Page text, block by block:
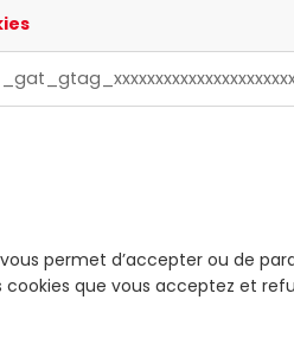
permet d’accepter ou de
que vous acceptez et